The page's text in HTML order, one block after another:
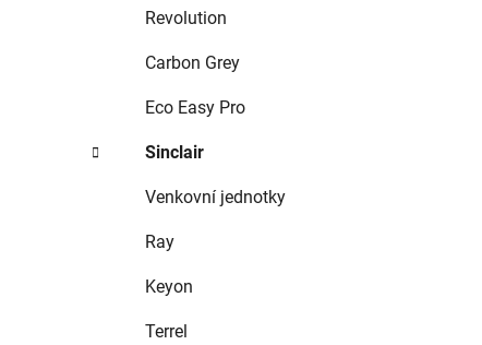
Revolution
Carbon Grey
Eco Easy Pro
Sinclair
Venkovní jednotky
Ray
Keyon
Terrel